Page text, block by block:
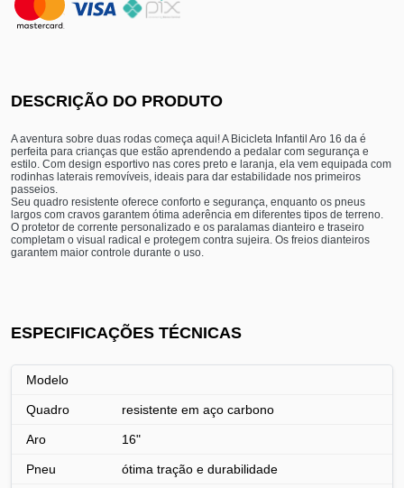
DESCRIÇÃO DO PRODUTO
A aventura sobre duas rodas começa aqui! A Bicicleta Infantil Aro 16 da é
perfeita para crianças que estão aprendendo a pedalar com segurança e
estilo. Com design esportivo nas cores preto e laranja, ela vem equipada com
rodinhas laterais removíveis, ideais para dar estabilidade nos primeiros
passeios.
Seu quadro resistente oferece conforto e segurança, enquanto os pneus
largos com cravos garantem ótima aderência em diferentes tipos de terreno.
O protetor de corrente personalizado e os paralamas dianteiro e traseiro
completam o visual radical e protegem contra sujeira. Os freios dianteiros
garantem maior controle durante o uso.
ESPECIFICAÇÕES TÉCNICAS
Modelo
Quadro resistente em aço carbono
Aro 16"
Pneu ótima tração e durabilidade